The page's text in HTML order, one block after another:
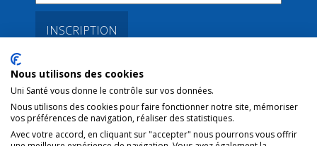
Nous utilisons des cookies
Uni Santé vous donne le contrôle sur vos données.
Nous utilisons des cookies pour faire fonctionner notre site, mémoriser
vos préférences de navigation, réaliser des statistiques.
Avec votre accord, en cliquant sur "accepter" nous pourrons vous offrir
Liens
Conditions d’utilisation